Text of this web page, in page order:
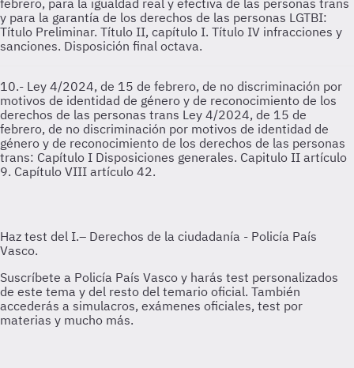
febrero, para la igualdad real y efectiva de las personas trans
y para la garantía de los derechos de las personas LGTBI:
Título Preliminar. Título II, capítulo I. Título IV infracciones y
sanciones. Disposición final octava.
10.- Ley 4/2024, de 15 de febrero, de no discriminación por
motivos de identidad de género y de reconocimiento de los
derechos de las personas trans Ley 4/2024, de 15 de
febrero, de no discriminación por motivos de identidad de
género y de reconocimiento de los derechos de las personas
trans: Capítulo I Disposiciones generales. Capitulo II artículo
9. Capítulo VIII artículo 42.